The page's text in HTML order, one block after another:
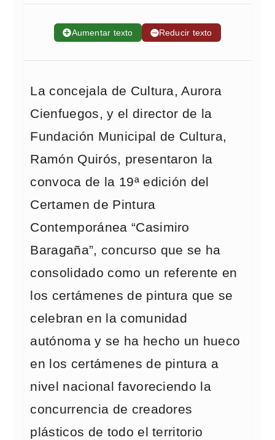
➕Aumentar texto ➖Reducir texto
La concejala de Cultura, Aurora
Cienfuegos, y el director de la
Fundación Municipal de Cultura,
Ramón Quirós, presentaron la
convoca de la 19ª edición del
Certamen de Pintura
Contemporánea “Casimiro
Baragaña”, concurso que se ha
consolidado como un referente en
los certámenes de pintura que se
celebran en la comunidad
autónoma y se ha hecho un hueco
en los certámenes de pintura a
nivel nacional favoreciendo la
concurrencia de creadores
plásticos de todo el territorio